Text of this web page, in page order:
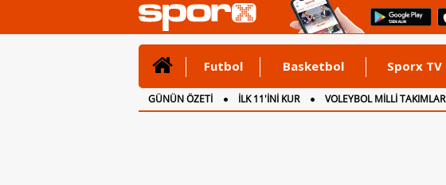
Futbol Basketbol Sporx TV
GÜNÜN ÖZETİ İLK 11'İNİ KUR VOLEYBOL MİLLİ TAKIMLAR
CANLI ANLATIM
İNGİLTERE